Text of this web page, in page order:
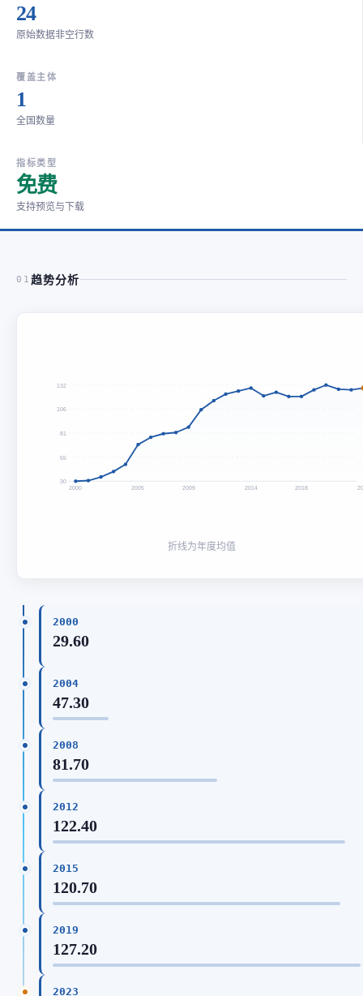
24
原始数据非空行数
覆盖主体
1
全国数量
指标类型
免费
支持预览与下载
01 趋势分析
132
106
81
55
30
2000 2005 2009 2014 2018
折线为年度均值
2000
29.60
2004
47.30
2008
81.70
2012
122.40
2015
120.70
2019
127.20
2023